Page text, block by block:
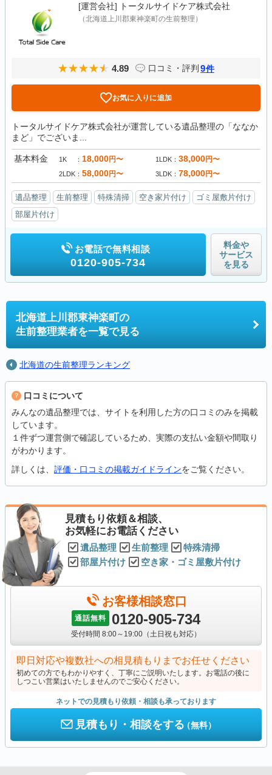
[運営会社] トータルサイドケア株式会社
（北海道上川郡東神楽町の生前整理）
4.89 口コミ・評判 9件
お気に入りに追加
トータルサイドケア株式会社が運営している遺品整理の「ななか
まど」でございま...
基本料金 1K 18,000円〜 1LDK 38,000円〜
2LDK 58,000円〜 3LDK 78,000円〜
遺品整理 生前整理 特殊清掃 空き家片付け
ゴミ屋敷片付け
部屋片付け
お電話で無料相談
0120-905-734
料金や
サービス
を見る
北海道上川郡東神楽町の
生前整理業者を一覧で見る
北海道の生前整理ランキング
口コミについて
みんなの遺品整理では、サイトを利用した方の口コミのみを掲載
しています。
１件ずつ運営側で確認しているため、実際の支払い金額や間取り
がわかります。
詳しくは、 評価・口コミの掲載ガイドラインをご覧ください。
見積もり依頼＆相談、
お気軽にお電話ください
遺品整理 生前整理
特殊清掃
部屋片付け
空き家・ゴミ屋敷片付け
お客様相談窓口
通話無料 0120-905-734
受付時間 8:00～19:00（土日祝も対応）
即日対応や複数社への相見積もりまでお任せください
初めての方でもわかりやすく、丁寧にご説明いたします。お電話の後に
しつこい営業はいたしませんのでご安心ください。
ネットでの見積もり依頼・相談も承っております
見積もり・相談をする（無料）